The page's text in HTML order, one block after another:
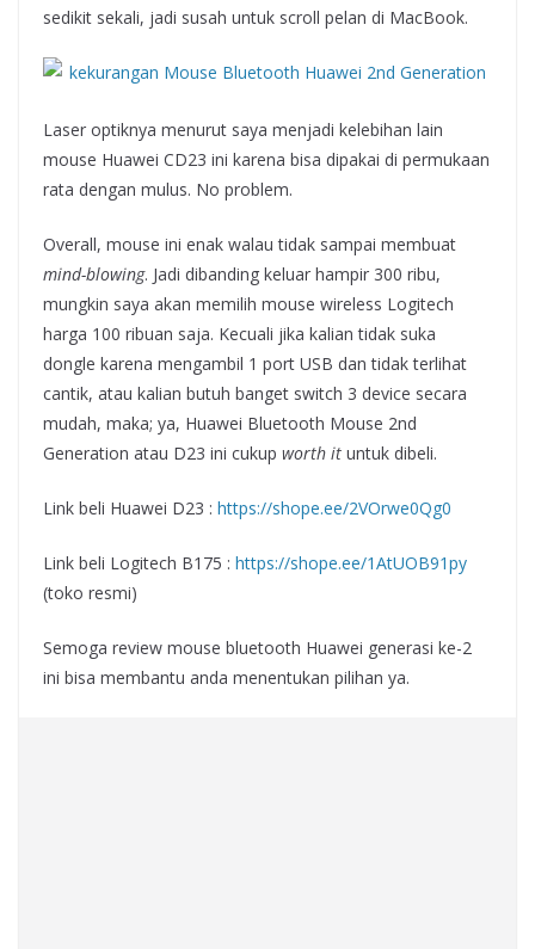
sedikit sekali, jadi susah untuk scroll pelan di MacBook.
Laser optiknya menurut saya menjadi kelebihan lain
mouse Huawei CD23 ini karena bisa dipakai di permukaan
rata dengan mulus. No problem.
Overall, mouse ini enak walau tidak sampai membuat
mind-blowing. Jadi dibanding keluar hampir 300 ribu,
mungkin saya akan memilih mouse wireless Logitech
harga 100 ribuan saja. Kecuali jika kalian tidak suka
dongle karena mengambil 1 port USB dan tidak terlihat
cantik, atau kalian butuh banget switch 3 device secara
mudah, maka; ya, Huawei Bluetooth Mouse 2nd
Generation atau D23 ini cukup worth it untuk dibeli.
Link beli Huawei D23 : https://shope.ee/2VOrwe0Qg0
Link beli Logitech B175 : https://shope.ee/1AtUOB91py
(toko resmi)
Semoga review mouse bluetooth Huawei generasi ke-2
ini bisa membantu anda menentukan pilihan ya.